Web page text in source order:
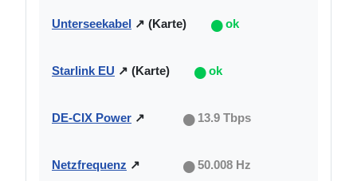
Unterseekabel ↗ (Karte) ●ok
Starlink EU ↗ (Karte) ●ok
DE-CIX Power ↗ ● 13.9 Tbps
Netzfrequenz ↗ ●50.008 Hz